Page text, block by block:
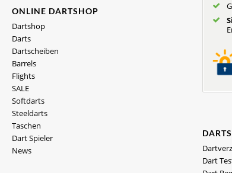
ONLINE DARTSHOP
Dartshop
Darts
Dartscheiben
Barrels
Flights
SALE
Softdarts
Steeldarts
Taschen
Dart Spieler
News
Dart